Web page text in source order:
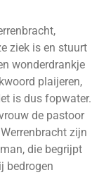
ziek is en stuurt
wonderdrankje
plaijeren,
is dus fopwater.
de pastoor
zijn
die begrijpt
bedrogen